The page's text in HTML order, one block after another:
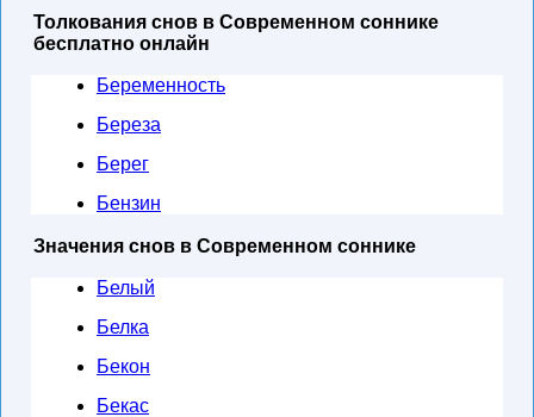
Толкования снов в Современном соннике
бесплатно онлайн
Беременность
Береза
Берег
Бензин
Значения снов в Современном соннике
Белый
Белка
Бекон
Бекас